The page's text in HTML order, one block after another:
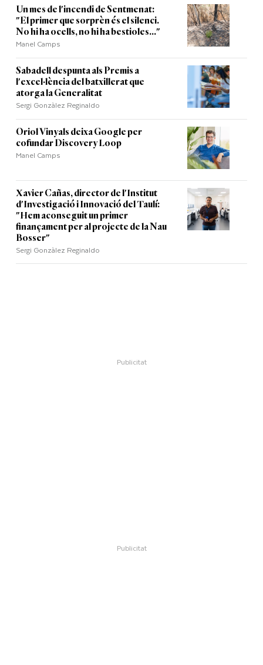
Un mes de l'incendi de Sentmenat:
"El primer que sorprèn és el silenci.
No hi ha ocells, no hi ha bestioles..."
Manel Camps
Sabadell despunta als Premis a
l'excel·lència del batxillerat que
atorga la Generalitat
Sergi Gonzàlez Reginaldo
Oriol Vinyals deixa Google per
cofundar Discovery Loop
Manel Camps
Xavier Cañas, director de l'Institut
d'Investigació i Innovació del Taulí:
"Hem aconseguit un primer
finançament per al projecte de la Nau
Bosser"
Sergi Gonzàlez Reginaldo